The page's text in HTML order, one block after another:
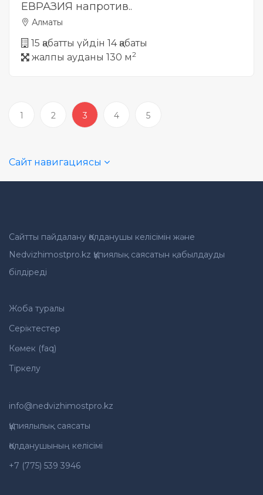
ЕВРАЗИЯ напротив..
Алматы
15 қабатты үйдін 14 қабаты
жалпы ауданы 130 м2
1 2 3 4 5
Сайт навигациясы
Сайтты пайдалану Қолданушы келісімін және
Nedvizhimostpro.kz Құпиялық саясатын қабылдауды
білдіреді
Жоба туралы
Серіктестер
Көмек (faq)
Тіркелу
info@nedvizhimostpro.kz
Құпиялылық саясаты
Қолданушының келісімі
+7 (775) 539 3946